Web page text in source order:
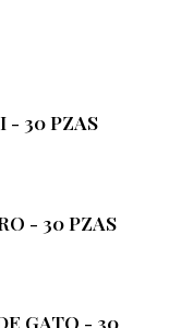
- 30 PZAS
- 30 PZAS
GATO - 30